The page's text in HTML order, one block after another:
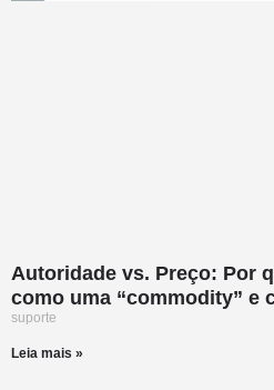
Autoridade vs. Preço: Por
como uma “commodity” e
suporte
Leia mais »